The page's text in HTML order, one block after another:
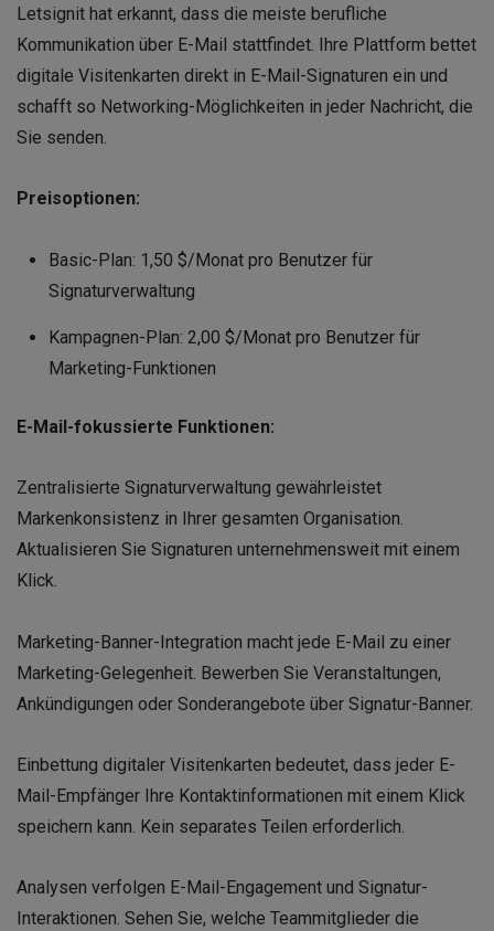
Letsignit hat erkannt, dass die meiste berufliche
Kommunikation über E-Mail stattfindet. Ihre Plattform bettet
digitale Visitenkarten direkt in E-Mail-Signaturen ein und
schafft so Networking-Möglichkeiten in jeder Nachricht, die
Sie senden.
Preisoptionen:
Basic-Plan: 1,50 $/Monat pro Benutzer für
Signaturverwaltung
Kampagnen-Plan: 2,00 $/Monat pro Benutzer für
Marketing-Funktionen
E-Mail-fokussierte Funktionen:
Zentralisierte Signaturverwaltung gewährleistet
Markenkonsistenz in Ihrer gesamten Organisation.
Aktualisieren Sie Signaturen unternehmensweit mit einem
Klick.
Marketing-Banner-Integration macht jede E-Mail zu einer
Marketing-Gelegenheit. Bewerben Sie Veranstaltungen,
Ankündigungen oder Sonderangebote über Signatur-Banner.
Einbettung digitaler Visitenkarten bedeutet, dass jeder E-
Mail-Empfänger Ihre Kontaktinformationen mit einem Klick
speichern kann. Kein separates Teilen erforderlich.
Analysen verfolgen E-Mail-Engagement und Signatur-
Interaktionen. Sehen Sie, welche Teammitglieder die